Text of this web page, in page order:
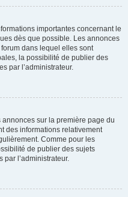
importantes concernant le
dès que possible. Les annonces
dans lequel elles sont
la possibilité de publier des
par l’administrateur.
sur la première page du
des informations relativement
Comme pour les
de publier des sujets
l’administrateur.